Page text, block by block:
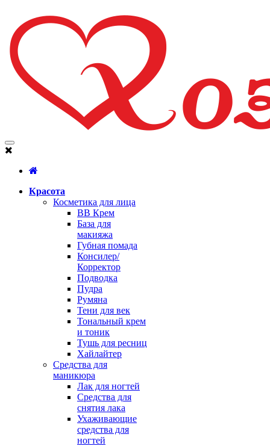
Красота
Косметика для лица
BB Крем
База для
макияжа
Губная помада
Консилер/
Корректор
Подводка
Пудра
Румяна
Тени для век
Тональный крем
и тоник
Тушь для ресниц
Хайлайтер
Средства для
маникюра
Лак для ногтей
Средства для
снятия лака
Ухаживающие
средства для
ногтей